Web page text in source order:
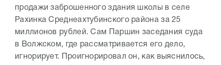
продажи заброшенного здания школы в селе
Рахинка Среднеахтубинского района за 25
миллионов рублей. Сам Паршин заседания суда
в Волжском, где рассматривается его дело,
игнорирует. Проигнорировал он, как выяснилось,